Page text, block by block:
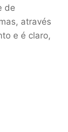
de
através
e é claro,